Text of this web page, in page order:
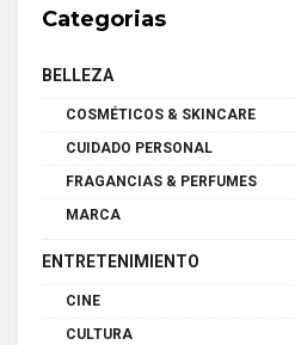
Categorias
BELLEZA
COSMÉTICOS & SKINCARE
CUIDADO PERSONAL
FRAGANCIAS & PERFUMES
MARCA
ENTRETENIMIENTO
CINE
CULTURA